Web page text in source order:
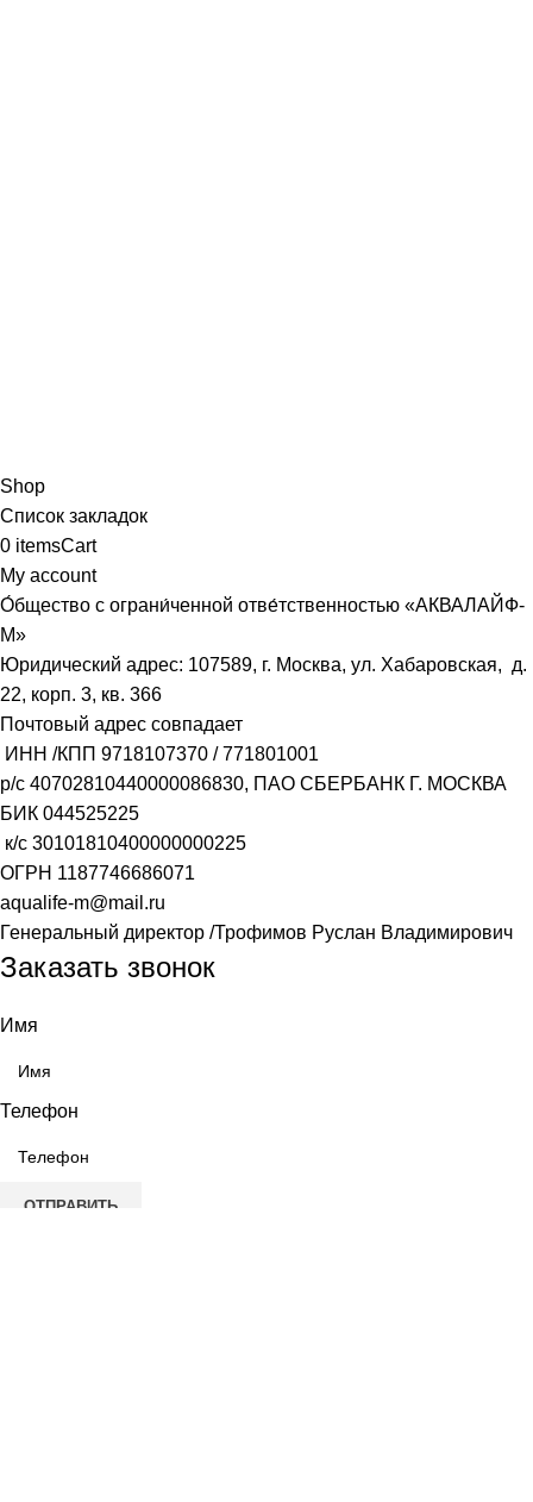
Shop
Список закладок
0 itemsCart
My account
О́бщество с ограни́ченной отве́тственностью «АКВАЛАЙФ-
М»
Юридический адрес: 107589, г. Москва, ул. Хабаровская, д.
22, корп. 3, кв. 366
Почтовый адрес совпадает
ИНН /КПП 9718107370 /771801001
р/с 40702810440000086830, ПАО СБЕРБАНК Г. МОСКВА
БИК 044525225
к/с 30101810400000000225
ОГРН 1187746686071
aqualife-m@mail.ru
Генеральный директор /Трофимов Руслан Владимирович
Заказать звонок
Имя
Телефон
ОТПРАВИТЬ